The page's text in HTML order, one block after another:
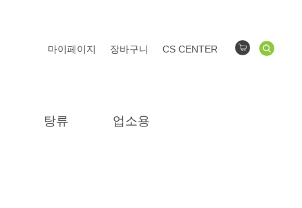
마이페이지 장바구니 CS CENTER
탕류 업소용